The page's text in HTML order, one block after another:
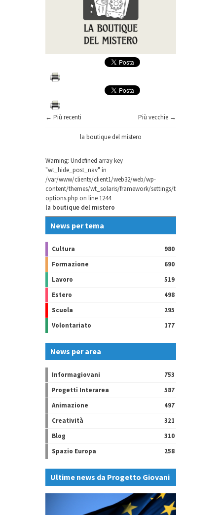
← Più recenti Più vecchie →
la boutique del mistero
Warning: Undefined array key
"wt_hide_post_nav" in
/var/www/clients/client1/web32/web/wp-
content/themes/wt_solaris/framework/settings/theme-
options.php on line 1244
la boutique del mistero
News per tema
Cultura
980
Formazione
690
Lavoro
519
Estero
498
Scuola
295
Volontariato
177
News per area
Informagiovani
753
Progetti Interarea
587
Animazione
497
Creatività
321
Blog
310
Spazio Europa
258
Ultime news da Progetto Giovani